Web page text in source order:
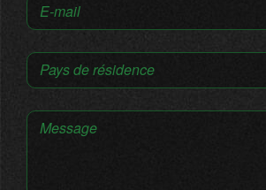
E-mail
Pays de résidence
Message